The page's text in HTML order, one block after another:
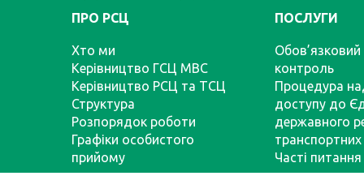
ПРО РСЦ
Хто ми
Керівництво ГСЦ МВС
Керівництво РСЦ та ТСЦ
Структура
Розпорядок роботи
Графіки особистого
прийому
ПОСЛУГИ
Обов’язковий
контроль
Процедура
доступу до
державного
транспортних
Часті питання